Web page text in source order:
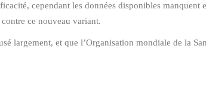
cependant les données disponibles manquent
ce nouveau variant.
largement, et que l’Organisation mondiale de la